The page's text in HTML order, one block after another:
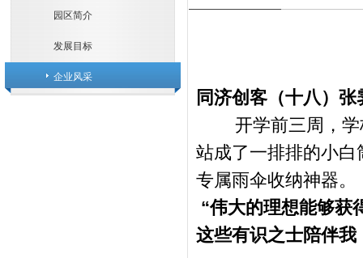
园区简介
发展目标
企业风采
同济创客（十八）张
开学前三周，
站成了一排排的小
专属雨伞收纳神器。
“伟大的理想能够获
这些有识之士陪伴